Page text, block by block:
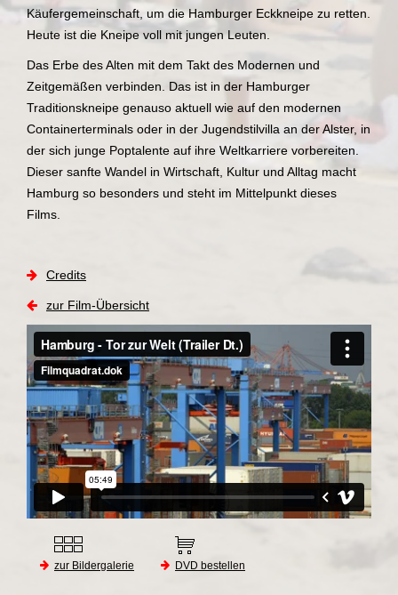
Käufergemeinschaft, um die Hamburger Eckkneipe zu retten.
Heute ist die Kneipe voll mit jungen Leuten.
Das Erbe des Alten mit dem Takt des Modernen und
Zeitgemäßen verbinden. Das ist in der Hamburger
Traditionskneipe genauso aktuell wie auf den modernen
Containerterminals oder in der Jugendstilvilla an der Alster, in
der sich junge Poptalente auf ihre Weltkarriere vorbereiten.
Dieser sanfte Wandel in Wirtschaft, Kultur und Alltag macht
Hamburg so besonders und steht im Mittelpunkt dieses
Films.
Credits
zur Film-Übersicht
zur Bildergalerie DVD bestellen